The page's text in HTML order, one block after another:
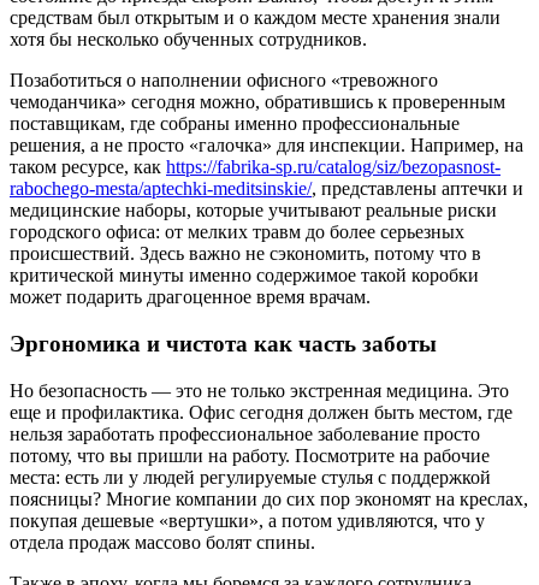
средствам был открытым и о каждом месте хранения знали
хотя бы несколько обученных сотрудников.
Позаботиться о наполнении офисного «тревожного
чемоданчика» сегодня можно, обратившись к проверенным
поставщикам, где собраны именно профессиональные
решения, а не просто «галочка» для инспекции. Например, на
таком ресурсе, как https://fabrika-sp.ru/catalog/siz/bezopasnost-
rabochego-mesta/aptechki-meditsinskie/, представлены аптечки и
медицинские наборы, которые учитывают реальные риски
городского офиса: от мелких травм до более серьезных
происшествий. Здесь важно не сэкономить, потому что в
критической минуты именно содержимое такой коробки
может подарить драгоценное время врачам.
Эргономика и чистота как часть заботы
Но безопасность — это не только экстренная медицина. Это
еще и профилактика. Офис сегодня должен быть местом, где
нельзя заработать профессиональное заболевание просто
потому, что вы пришли на работу. Посмотрите на рабочие
места: есть ли у людей регулируемые стулья с поддержкой
поясницы? Многие компании до сих пор экономят на креслах,
покупая дешевые «вертушки», а потом удивляются, что у
отдела продаж массово болят спины.